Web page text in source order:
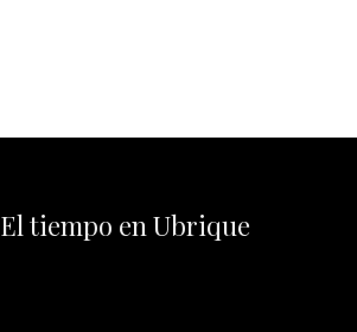
El tiempo en Ubrique